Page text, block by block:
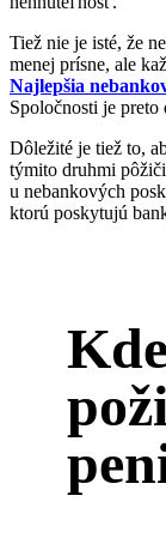
Tiež nie je isté, že
menej prísne, ale
Najlepšia
Spoločnosti je preto
Dôležité je tiež to,
týmito druhmi
u nebankových
ktorú poskytujú